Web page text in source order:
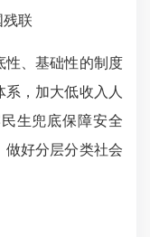
联
、基础性的制度
，加大低收入人
生兜底保障安全
做好分层分类社会